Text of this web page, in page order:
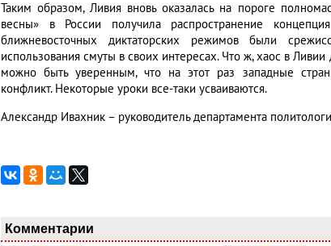
Таким образом, Ливия вновь оказалась на пороге
весны» в России получила распространение
ближневосточных диктаторских режимов были
использования смуты в своих интересах. Что ж, хаос в
можно быть уверенным, что на этот раз западные
конфликт. Некоторые уроки все-таки усваиваются.
Александр Ивахник – руководитель департамента
Комментарии